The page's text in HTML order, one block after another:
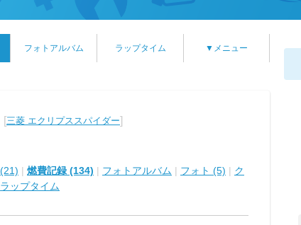
フォトアルバム ラップタイム ▼メニュー
[三菱 エクリプススパイダー]
| 燃費記録 (134) | フォトアルバム | フォト (5) | ク
ラップタイム